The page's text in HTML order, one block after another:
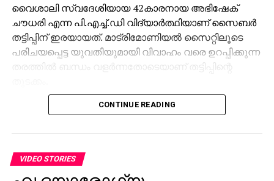
വൈശാലി സ്വദേശിയായ 42കാരനായ അഭിഷേക്
ചൗധരി എന്ന പി.എച്ച്.ഡി വിദ്യാര്‍ത്ഥിയാണ് സൈബര്‍
തട്ടിപ്പിന് ഇരയായത്. മാട്രിമോണിയല്‍ സൈറ്റിലൂടെ
പരിചയപ്പെട്ട യുവതിയുമായി വിവാഹം വരെ ഉറപ്പിക്കുന്ന
തരത്തില്‍ ബന്ധം വളര്‍ന്നതോടെയാണ് തട്ടിപ്പിന്റെ
സംഭാഷണത്തിനിടയില്‍, യുവതി ജലന്ധറിലും ഡല്‍ഹി
ബിസിനസില്‍ ഏര്‍പ്പെട്ടിരിക്കുന്നുവെന്ന് പറഞ്ഞ്
വിശ്വാസം നേടിയെടുത്തു. പിന്നാലെ അഭിഷേകിനെ
ഫോറെക്സ് ട്രേഡിംഗിലേക്ക് പരിചയപ്പെടുത്തി.
CONTINUE READING
VIDEO STORIES